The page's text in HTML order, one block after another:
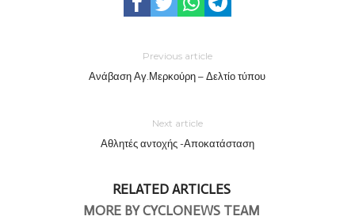
Previous article
Ανάβαση Αγ.Μερκούρη – Δελτίο τύπου
Next article
Αθλητές αντοχής -Αποκατάσταση
RELATED ARTICLES
MORE BY CYCLONEWS TEAM